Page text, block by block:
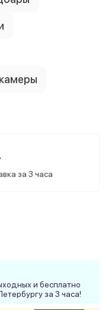
за 3 часа
и бесплатно
за 3 часа!